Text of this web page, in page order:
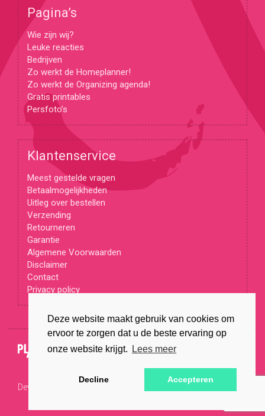
Deze website maakt gebruik van cookies om
ervoor te zorgen dat u de beste ervaring op
onze website krijgt.
Lees meer
Decline Accepteren
Pagina’s
Wie zijn wij?
Leuke reacties
Bedrijven
Zo werkt de Homeplanner!
Zo werkt de Organizing agenda!
Gratis printables
Persfoto’s
Klantenservice
Meest gestelde vragen
Betaalmogelijkheden
Uitleg over bestellen
Verzending
Retourneren
Garantie
Algemene Voorwaarden
Disclaimer
Contact
Privacy policy
© Copyright 2026
Developed by